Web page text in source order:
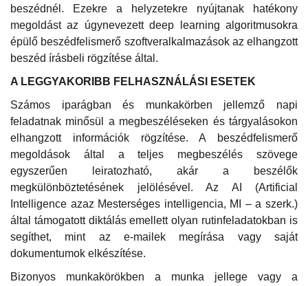
beszédnél. Ezekre a helyzetekre nyújtanak hatékony
megoldást az úgynevezett deep learning algoritmusokra
épülő beszédfelismerő szoftveralkalmazások az elhangzott
beszéd írásbeli rögzítése által.
A LEGGYAKORIBB FELHASZNÁLÁSI ESETEK
Számos iparágban és munkakörben jellemző napi
feladatnak minősül a megbeszéléseken és tárgyalásokon
elhangzott információk rögzítése. A beszédfelismerő
megoldások által a teljes megbeszélés szövege
egyszerűen leiratozható, akár a beszélők
megkülönböztetésének jelölésével. Az AI (Artificial
Intelligence azaz Mesterséges intelligencia, MI – a szerk.)
által támogatott diktálás emellett olyan rutinfeladatokban is
segíthet, mint az e-mailek megírása vagy saját
dokumentumok elkészítése.
Bizonyos munkakörökben a munka jellege vagy a